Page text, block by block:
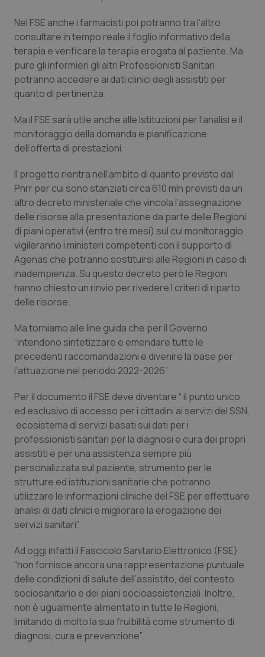
Sicilia
Toscana
Umbria
Valle D’Aosta
Malattia di Crohn & Rettocolite Ulcerosa
Neuroscienze & patologie neurodegenerative
Obesità
Oftalmologia
Oncodermatologia
Oncologia & Nutrizione
Psoriasi & pelle
Quotidiano Cardiologia
Quotidiano Chirurgia
Quotidiano Pediatria
Rene & patologie urogenitali
Salute orale & impianti
Sangue & coagulazione
Tiroide
Tumore al seno
Tumore ovarico
Tumori del Polmone & Testa Collo
Tumori gastrointestinali
Ulcera & Reflusso
Nel FSE anche i farmacisti poi potranno tra l’altro
consultare in tempo reale il foglio informativo della
terapia e verificare la terapia erogata al paziente. Ma
pure gli infermieri gli altri Professionisti Sanitari
potranno accedere ai dati clinici degli assistiti per
quanto di pertinenza.
Ma il FSE sarà utile anche alle Istituzioni per l’analisi e il
monitoraggio della domanda e pianificazione
dell’offerta di prestazioni.
Il progetto rientra nell’ambito di quanto previsto dal
Pnrr per cui sono stanziati circa 610 mln previsti da un
altro decreto ministeriale che vincola l’assegnazione
delle risorse alla presentazione da parte delle Regioni
di piani operativi (entro tre mesi) sul cui monitoraggio
vigileranno i ministeri competenti con il supporto di
Agenas che potranno sostituirsi alle Regioni in caso di
inadempienza. Su questo decreto però le Regioni
hanno chiesto un rinvio per rivedere I criteri di riparto
delle risorse.
Ma torniamo alle line guida che per il Governo
“intendono sintetizzare e emendare tutte le
precedenti raccomandazioni e divenire la base per
l’attuazione nel periodo 2022-2026”
Per il documento il FSE deve diventare “ il punto unico
ed esclusivo di accesso per i cittadini ai servizi del SSN,
ecosistema di servizi basati sui dati per i
professionisti sanitari per la diagnosi e cura dei propri
assistiti e per una assistenza sempre più
personalizzata sul paziente, strumento per le
strutture ed istituzioni sanitarie che potranno
utilizzare le informazioni cliniche del FSE per effettuare
analisi di dati clinici e migliorare la erogazione dei
servizi sanitari”.
Ad oggi infatti il Fascicolo Sanitario Elettronico (FSE)
“non fornisce ancora una rappresentazione puntuale
delle condizioni di salute dell’assistito, del contesto
sociosanitario e dei piani socioassistenziali. Inoltre,
non è ugualmente alimentato in tutte le Regioni,
limitando di molto la sua fruibilità come strumento di
diagnosi, cura e prevenzione”.